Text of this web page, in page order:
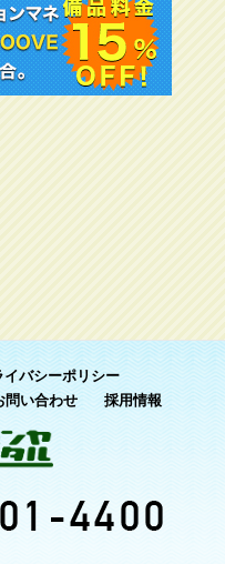
イバシーポリシー
問い合わせ 採用情報